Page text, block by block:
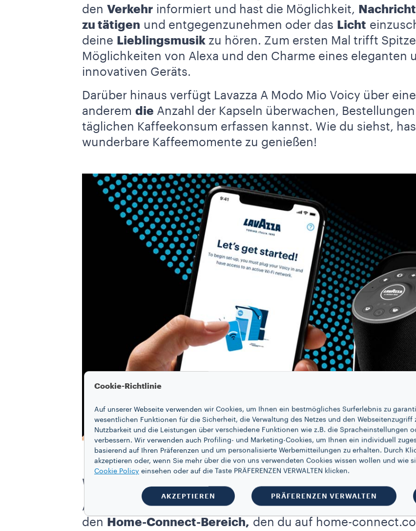
den Verkehrinformiert und hast die Möglichkeit,
zu tätigen und entgegenzunehmen oder das Licht
deine Lieblingsmusikzu hören. Zum ersten Mal trifft
Möglichkeiten von Alexa und den Charme eines eleganten
innovativen Geräts.
Darüber hinaus verfügt Lavazza A Modo Mio Voicy über
anderem die Anzahl der Kapseln überwachen,
täglichen Kaffeekonsum erfassen kannst. Wie du siehst,
wunderbare Kaffeemomente zu genießen!
Warum Alexa eine nützliche Hilfe ist
Alexa gibt dir Antwort auf all deine Fragen und Bedürfnisse.
den
Home-Connect-Bereich, den du auf home-
Cookie-Richtlinie
Auf unserer Webseite verwenden wir Cookies, um Ihnen ein bestmögliches Surferlebnis zu
wesentlichen Funktionen für die Sicherheit, die Verwaltung des Netzes und den Webseitenzugriff
Nutzbarkeit und die Leistungen über verschiedene Funktionen wie z.B. die Spracheinstellungen
verbessern. Wir verwenden auch Profiling- und Marketing-Cookies, um Ihnen ein individuell
basierend auf Ihren Präferenzen und um personalisierte Werbemitteilungen zu erhalten. Durch
akzeptieren oder, wenn Sie mehr über die von uns verwendeten Cookies wissen wollen und wie
Cookie Policy einsehen oder auf die Taste PRÄFERENZEN VERWALTEN klicken.
AKZEPTIEREN PRÄFERENZEN VERWALTEN